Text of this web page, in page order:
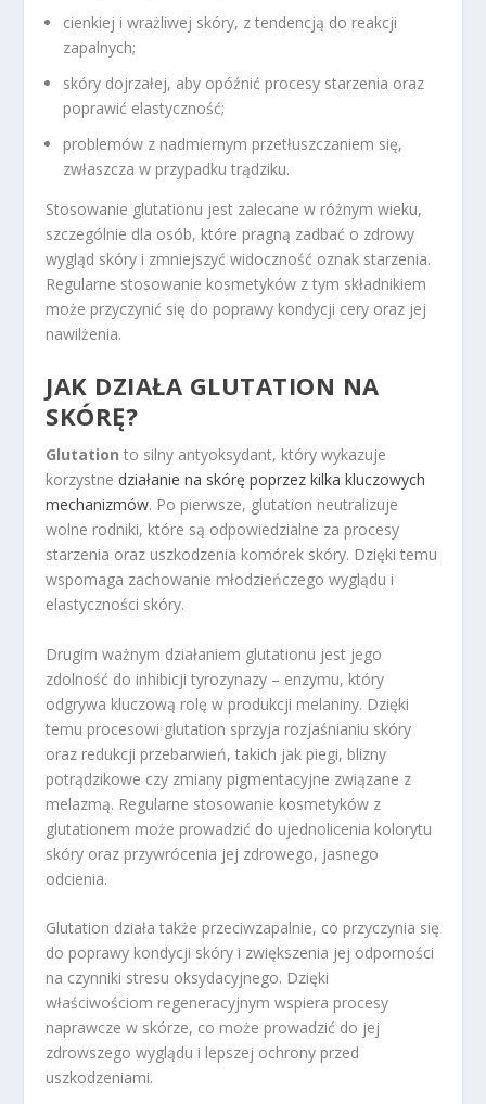
cienkiej i wrażliwej skóry, z tendencją do reakcji
zapalnych;
skóry dojrzałej, aby opóźnić procesy starzenia oraz
poprawić elastyczność;
problemów z nadmiernym przetłuszczaniem się,
zwłaszcza w przypadku trądziku.
Stosowanie glutationu jest zalecane w różnym wieku,
szczególnie dla osób, które pragną zadbać o zdrowy
wygląd skóry i zmniejszyć widoczność oznak starzenia.
Regularne stosowanie kosmetyków z tym składnikiem
może przyczynić się do poprawy kondycji cery oraz jej
nawilżenia.
JAK DZIAŁA GLUTATION NA
SKÓRĘ?
Glutation to silny antyoksydant, który wykazuje
korzystne działanie na skórę poprzez kilka kluczowych
mechanizmów. Po pierwsze, glutation neutralizuje
wolne rodniki, które są odpowiedzialne za procesy
starzenia oraz uszkodzenia komórek skóry. Dzięki temu
wspomaga zachowanie młodzieńczego wyglądu i
elastyczności skóry.
Drugim ważnym działaniem glutationu jest jego
zdolność do inhibicji tyrozynazy – enzymu, który
odgrywa kluczową rolę w produkcji melaniny. Dzięki
temu procesowi glutation sprzyja rozjaśnianiu skóry
oraz redukcji przebarwień, takich jak piegi, blizny
potrądzikowe czy zmiany pigmentacyjne związane z
melazmą. Regularne stosowanie kosmetyków z
glutationem może prowadzić do ujednolicenia kolorytu
skóry oraz przywrócenia jej zdrowego, jasnego
odcienia.
Glutation działa także przeciwzapalnie, co przyczynia się
do poprawy kondycji skóry i zwiększenia jej odporności
na czynniki stresu oksydacyjnego. Dzięki
właściwościom regeneracyjnym wspiera procesy
naprawcze w skórze, co może prowadzić do jej
zdrowszego wyglądu i lepszej ochrony przed
uszkodzeniami.